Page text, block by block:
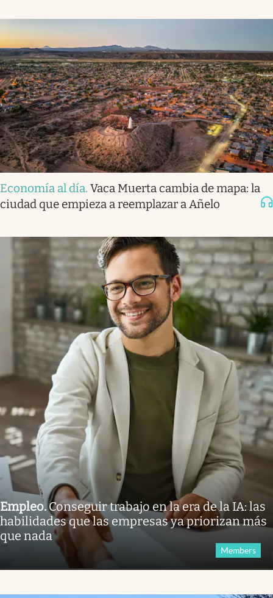
Economía al día. Vaca Muerta cambia de mapa: la
ciudad que empieza a reemplazar a Añelo
Empleo.Conseguir trabajo en la era de la IA: las
habilidades que las empresas ya priorizan más
que nada
Members